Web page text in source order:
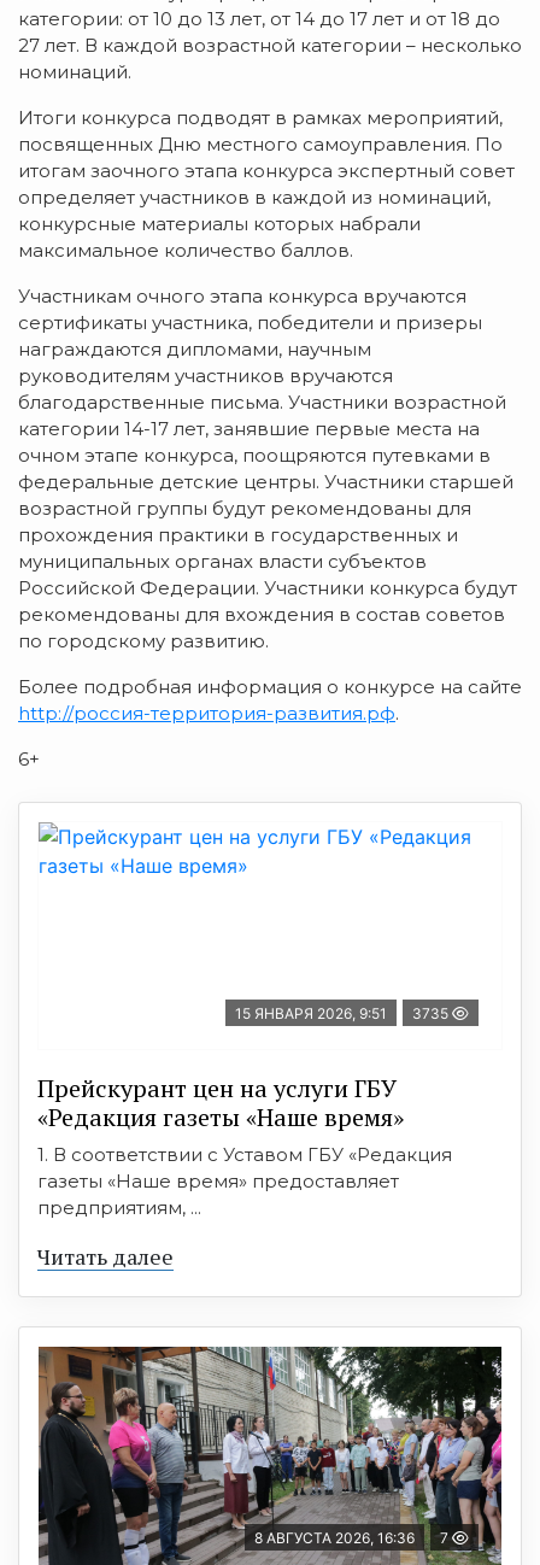
категории: от 10 до 13 лет, от 14 до 17 лет и от 18 до
27 лет. В каждой возрастной категории – несколько
номинаций.
Итоги конкурса подводят в рамках мероприятий,
посвященных Дню местного самоуправления. По
итогам заочного этапа конкурса экспертный совет
определяет участников в каждой из номинаций,
конкурсные материалы которых набрали
максимальное количество баллов.
Участникам очного этапа конкурса вручаются
сертификаты участника, победители и призеры
награждаются дипломами, научным
руководителям участников вручаются
благодарственные письма. Участники возрастной
категории 14-17 лет, занявшие первые места на
очном этапе конкурса, поощряются путевками в
федеральные детские центры. Участники старшей
возрастной группы будут рекомендованы для
прохождения практики в государственных и
муниципальных органах власти субъектов
Российской Федерации. Участники конкурса будут
рекомендованы для вхождения в состав советов
по городскому развитию.
Более подробная информация о конкурсе на сайте
http://россия-территория-развития.рф.
6+
15 ЯНВАРЯ 2026, 9:51 3735
Прейскурант цен на услуги ГБУ
«Редакция газеты «Наше время»
1. В соответствии с Уставом ГБУ «Редакция
газеты «Наше время» предоставляет
предприятиям, ...
Читать далее
8 АВГУСТА 2026, 16:36 7